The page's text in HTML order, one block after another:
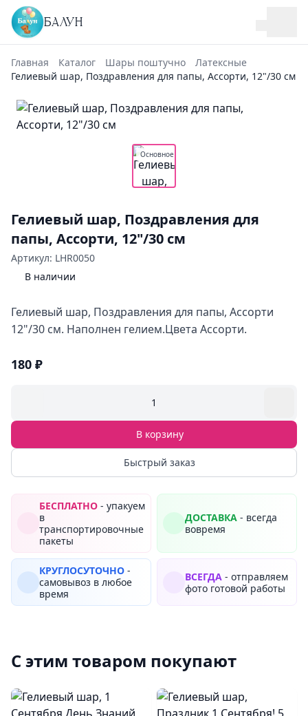
БАЛУН
Главная Каталог Шары поштучно
Латексные
Гелиевый шар, Поздравления для папы, Ассорти, 12"/30 см
Основное
Гелиевый шар, Поздравления для
папы, Ассорти, 12"/30 см
Артикул: LHR0050
В наличии
Гелиевый шар, Поздравления для папы, Ассорти
12"/30 см. Наполнен гелием.Цвета Ассорти.
180 ₽
1
В корзину
Быстрый заказ
БЕСПЛАТНО - упакуем
в
транспортировочные
пакеты
ДОСТАВКА - всегда
вовремя
КРУГЛОСУТОЧНО -
самовывоз в любое
время
ВСЕГДА - отправляем
фото готовой работы
С этим товаром покупают